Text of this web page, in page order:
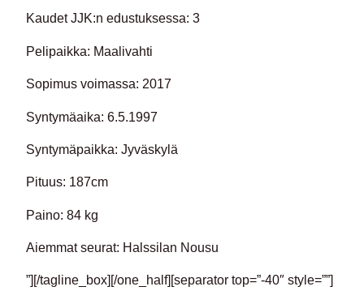
Kaudet JJK:n edustuksessa: 3
Pelipaikka: Maalivahti
Sopimus voimassa: 2017
Syntymäaika: 6.5.1997
Syntymäpaikka: Jyväskylä
Pituus: 187cm
Paino: 84 kg
Aiemmat seurat: Halssilan Nousu
”][/tagline_box][/one_half][separator top=”-40″ style=””]